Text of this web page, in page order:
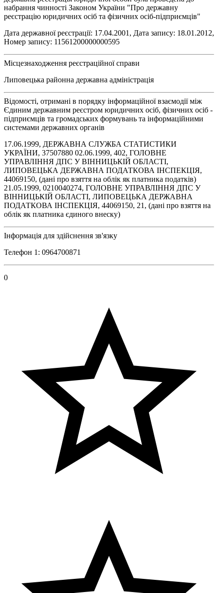
набрання чинності Законом України "Про державну
реєстрацію юридичних осіб та фізичних осіб-підприємців"
Дата державної реєстрації: 17.04.2001, Дата запису: 18.01.2012,
Номер запису: 11561200000000595
Місцезнаходження реєстраційної справи
Липовецька районна державна адміністрація
Відомості, отримані в порядку інформаційної взаємодії між
Єдиним державним реєстром юридичних осіб, фізичних осіб -
підприємців та громадських формувань та інформаційними
системами державних органів
17.06.1999, ДЕРЖАВНА СЛУЖБА СТАТИСТИКИ
УКРАЇНИ, 37507880 02.06.1999, 402, ГОЛОВНЕ
УПРАВЛІННЯ ДПС У ВІННИЦЬКІЙ ОБЛАСТІ,
ЛИПОВЕЦЬКА ДЕРЖАВНА ПОДАТКОВА ІНСПЕКЦІЯ,
44069150, (дані про взяття на облік як платника податків)
21.05.1999, 0210040274, ГОЛОВНЕ УПРАВЛІННЯ ДПС У
ВІННИЦЬКІЙ ОБЛАСТІ, ЛИПОВЕЦЬКА ДЕРЖАВНА
ПОДАТКОВА ІНСПЕКЦІЯ, 44069150, 21, (дані про взяття на
облік як платника єдиного внеску)
Інформація для здійснення зв'язку
Телефон 1: 0964700871
0